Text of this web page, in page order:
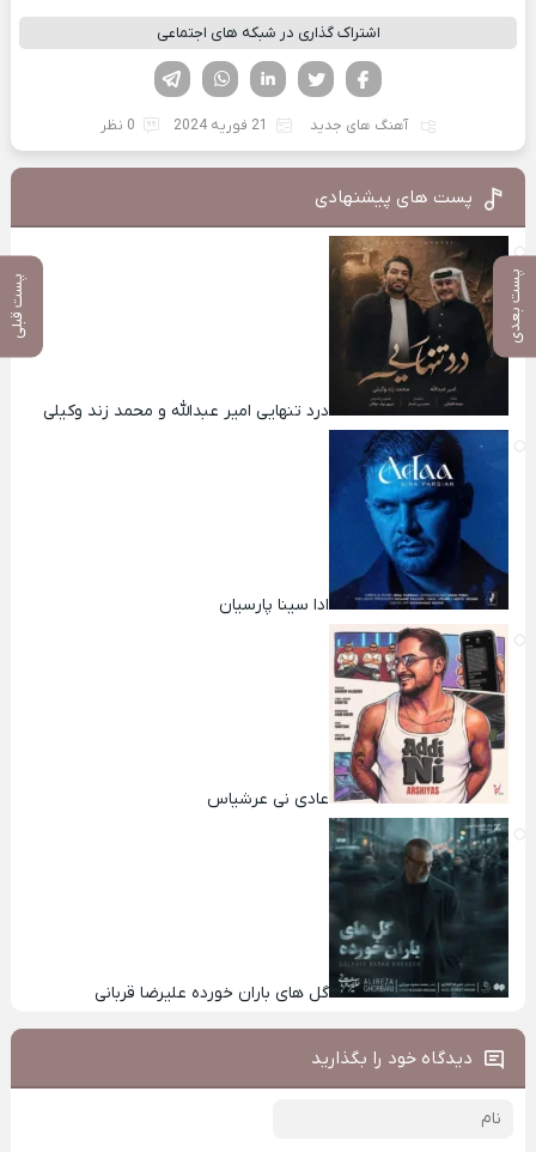
پست بعدی پست قبلی
اشتراک گذاری در شبکه های اجتماعی
لینکدین تویتر
فیسوک
آهنگ های جدید 21 فوریه 2024 0 نظر
پست های پیشنهادی
درد تنهایی امیر عبدالله و محمد زند وکیلی
ادا سینا پارسیان
عادی نی عرشیاس
گل های باران خورده علیرضا قربانی
دیدگاه خود را بگذارید